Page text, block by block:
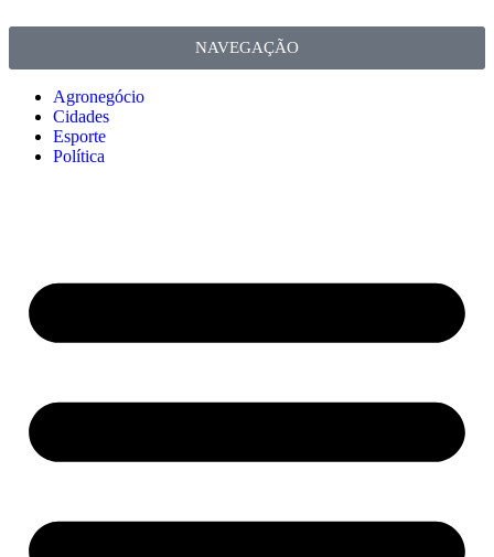
NAVEGAÇÃO
Agronegócio
Cidades
Esporte
Política